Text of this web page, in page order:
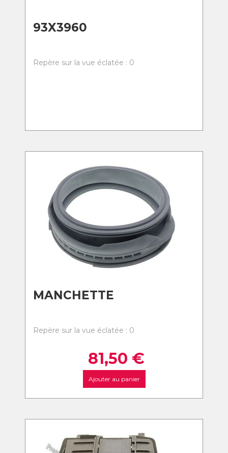
93X3960
Repère sur la vue éclatée : 0
MANCHETTE
Repère sur la vue éclatée : 0
81,50 €
Ajouter au panier